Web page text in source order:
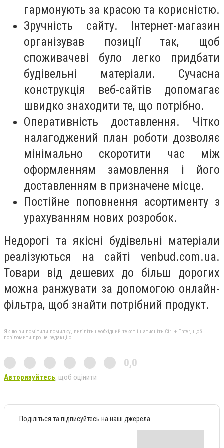
гармонують за красою та корисністю.
Зручність сайту. Інтернет-магазин
організував позиції так, щоб
споживачеві було легко придбати
будівельні матеріали. Сучасна
конструкція веб-сайтів допомагає
швидко знаходити те, що потрібно.
Оперативність доставлення. Чітко
налагоджений план роботи дозволяє
мінімально скоротити час між
оформленням замовлення і його
доставленням в призначене місце.
Постійне поповнення асортименту з
урахуванням нових розробок.
Недорогі та якісні будівельні матеріали
реалізуються на сайті venbud.com.ua.
Товари від дешевих до більш дорогих
можна ранжувати за допомогою онлайн-
фільтра, щоб знайти потрібний продукт.
Якщо ви помітили помилку, виділіть необхідний текст і натисніть Ctrl + Enter, щоб
повідомити про це редакцію
0,0
Авторизуйтесь, щоб оцінити
Поділіться та підписуйтесь на наші джерела